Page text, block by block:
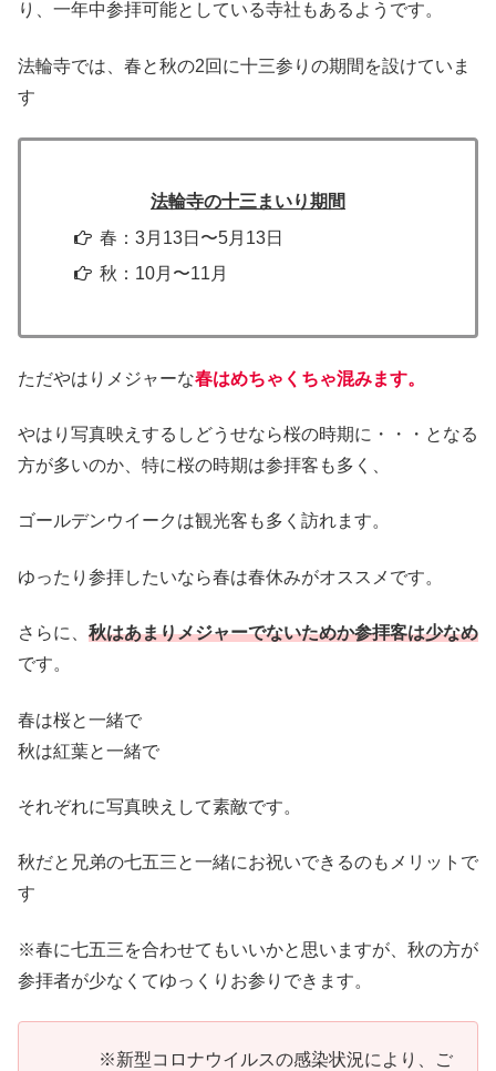
り、一年中参拝可能としている寺社もあるようです。
法輪寺では、春と秋の2回に十三参りの期間を設けていま
す
法輪寺の十三まいり期間
春：3月13日〜5月13日
秋：10月〜11月
ただやはりメジャーな春はめちゃくちゃ混みます。
やはり写真映えするしどうせなら桜の時期に・・・となる
方が多いのか、特に桜の時期は参拝客も多く、
ゴールデンウイークは観光客も多く訪れます。
ゆったり参拝したいなら春は春休みがオススメです。
さらに、 秋はあまりメジャーでないためか参拝客は少なめ
です。
春は桜と一緒で
秋は紅葉と一緒で
それぞれに写真映えして素敵です。
秋だと兄弟の七五三と一緒にお祝いできるのもメリットで
す
※春に七五三を合わせてもいいかと思いますが、秋の方が
参拝者が少なくてゆっくりお参りできます。
※新型コロナウイルスの感染状況により、ご